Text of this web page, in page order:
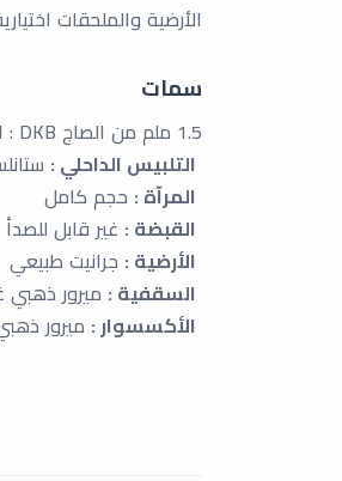
الأرضية والملحقات
سمات
1.5 ملم من الصاج DKB :
التلبيس الداحلي :
المرآة : حجم كامل
القبضة : غير قابل للصدأ
الأرضية : جرانيت طبيعي
السقفية : ميرور ذهبي
الأكسسوار : ميرور